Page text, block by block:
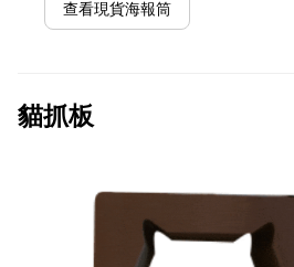
查看現貨海報筒
貓抓板